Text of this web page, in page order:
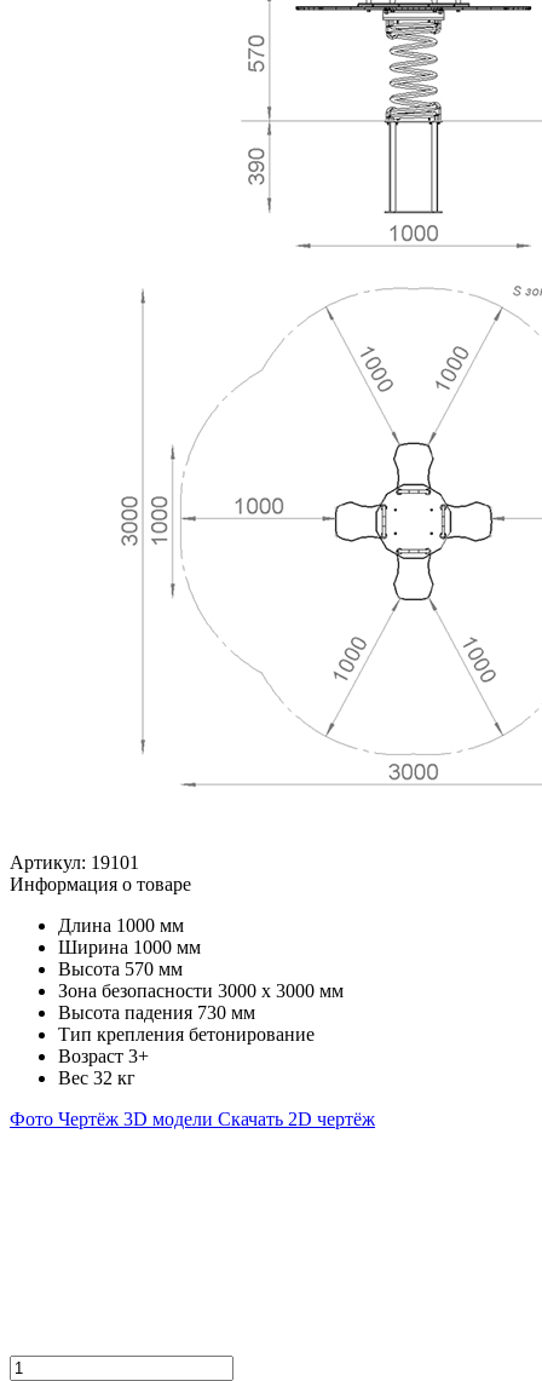
Артикул: 19101
Информация о товаре
Длина 1000 мм
Ширина 1000 мм
Высота 570 мм
Зона безопасности 3000 х 3000 мм
Высота падения 730 мм
Тип крепления бетонирование
Возраст 3+
Вес 32 кг
Фото Чертёж 3D модели Скачать 2D чертёж